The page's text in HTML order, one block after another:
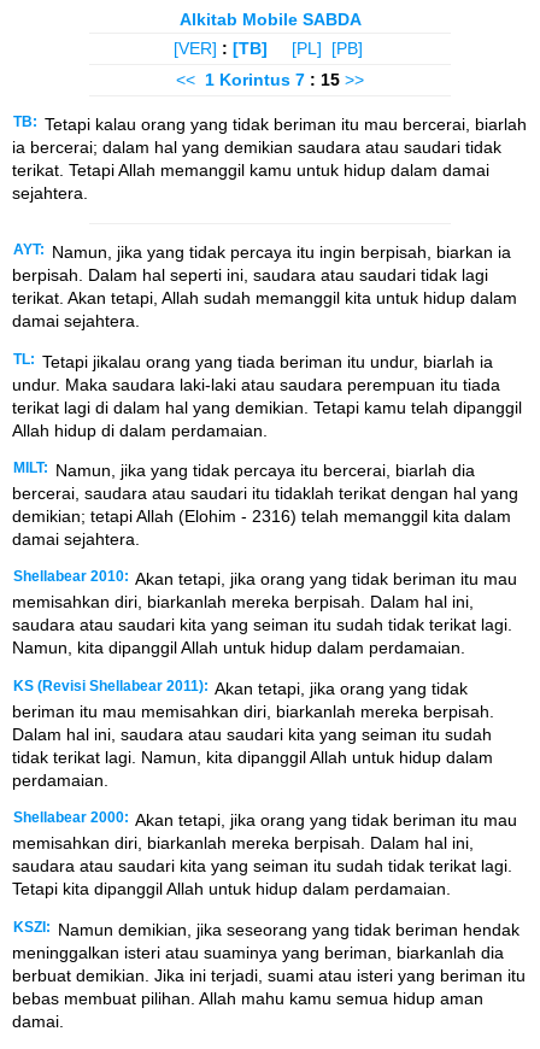
Alkitab Mobile SABDA
[VER] : [TB] [PL]
[PB]
<< 1 Korintus 7 : 15 >>
TB: Tetapi kalau orang yang tidak beriman itu mau bercerai, biarlah
ia bercerai; dalam hal yang demikian saudara atau saudari tidak
terikat. Tetapi Allah memanggil kamu untuk hidup dalam damai
sejahtera.
AYT:
Namun, jika yang tidak percaya itu ingin berpisah, biarkan ia
berpisah. Dalam hal seperti ini, saudara atau saudari tidak lagi
terikat. Akan tetapi, Allah sudah memanggil kita untuk hidup dalam
damai sejahtera.
TL: Tetapi jikalau orang yang tiada beriman itu undur, biarlah ia
undur. Maka saudara laki-laki atau saudara perempuan itu tiada
terikat lagi di dalam hal yang demikian. Tetapi kamu telah dipanggil
Allah hidup di dalam perdamaian.
MILT:
Namun, jika yang tidak percaya itu bercerai, biarlah dia
bercerai, saudara atau saudari itu tidaklah terikat dengan hal yang
demikian; tetapi Allah (Elohim - 2316) telah memanggil kita dalam
damai sejahtera.
Shellabear 2010: Akan tetapi, jika orang yang tidak beriman itu mau
memisahkan diri, biarkanlah mereka berpisah. Dalam hal ini,
saudara atau saudari kita yang seiman itu sudah tidak terikat lagi.
Namun, kita dipanggil Allah untuk hidup dalam perdamaian.
KS (Revisi Shellabear 2011): Akan tetapi, jika orang yang tidak
beriman itu mau memisahkan diri, biarkanlah mereka berpisah.
Dalam hal ini, saudara atau saudari kita yang seiman itu sudah
tidak terikat lagi. Namun, kita dipanggil Allah untuk hidup dalam
perdamaian.
Shellabear 2000: Akan tetapi, jika orang yang tidak beriman itu mau
memisahkan diri, biarkanlah mereka berpisah. Dalam hal ini,
saudara atau saudari kita yang seiman itu sudah tidak terikat lagi.
Tetapi kita dipanggil Allah untuk hidup dalam perdamaian.
KSZI:
Namun demikian, jika seseorang yang tidak beriman hendak
meninggalkan isteri atau suaminya yang beriman, biarkanlah dia
berbuat demikian. Jika ini terjadi, suami atau isteri yang beriman itu
bebas membuat pilihan. Allah mahu kamu semua hidup aman
damai.